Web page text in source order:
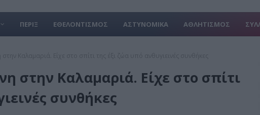
ΠΕΡΙΞ ΕΘΕΛΟΝΤΙΣΜΟΣ ΑΣΤΥΝΟΜΙΚΑ ΑΘΛΗΤΙΣΜΟΣ
στην Καλαμαριά. Eίχε στο σπίτι
συνθήκες